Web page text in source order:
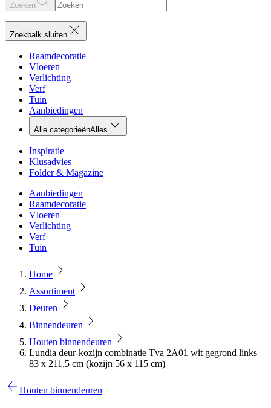
Zoeken
Zoekbalk sluiten
Raamdecoratie
Vloeren
Verlichting
Verf
Tuin
Aanbiedingen
Alle categorieënAlles
Inspiratie
Klusadvies
Folder & Magazine
Aanbiedingen
Raamdecoratie
Vloeren
Verlichting
Verf
Tuin
Home
Assortiment
Deuren
Binnendeuren
Houten binnendeuren
Lundia deur-kozijn combinatie Tva 2A01 wit gegrond links
83 x 211,5 cm (kozijn 56 x 115 cm)
Houten binnendeuren